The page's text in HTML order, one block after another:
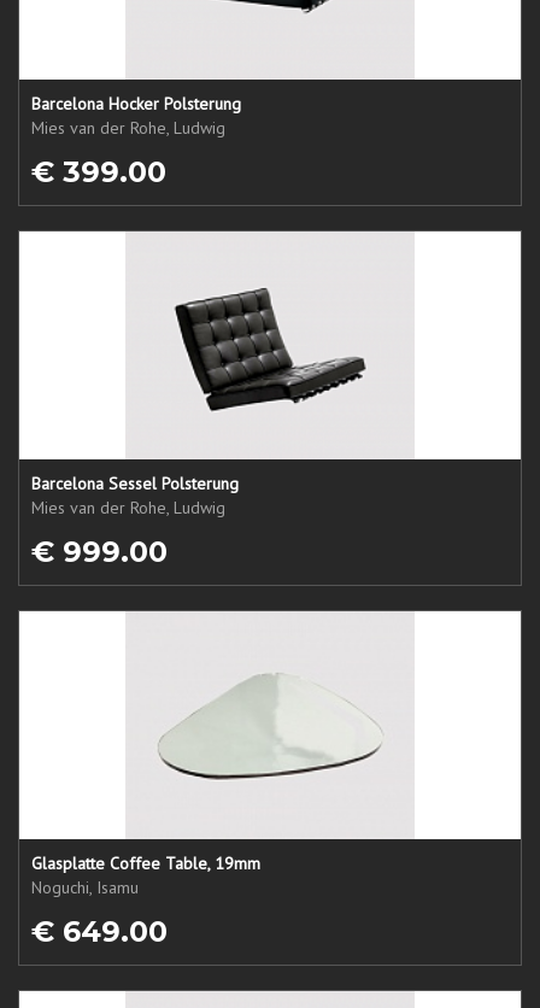
Barcelona Hocker Polsterung
Mies van der Rohe, Ludwig
€ 399.00
Barcelona Sessel Polsterung
Mies van der Rohe, Ludwig
€ 999.00
Glasplatte Coffee Table, 19mm
Noguchi, Isamu
€ 649.00